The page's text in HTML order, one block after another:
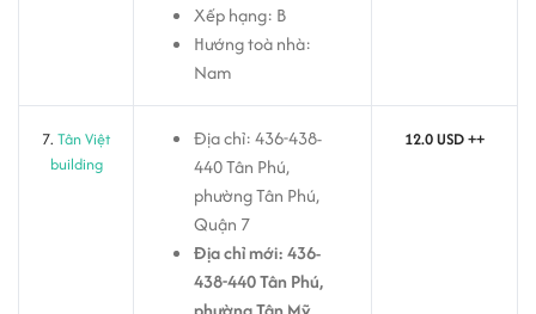
Xếp hạng: B
Hướng toà nhà:
Nam
7. Tân Việt
building
Địa chỉ: 436-438-
440 Tân Phú,
phường Tân Phú,
Quận 7
Địa chỉ mới: 436-
438-440 Tân Phú,
12.0 USD ++